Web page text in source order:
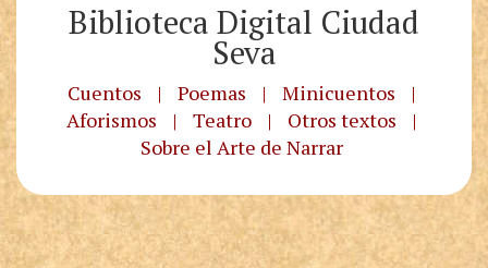
Biblioteca Digital Ciudad
Seva
Cuentos | Poemas | Minicuentos
|
Aforismos
| Teatro | Otros textos
|
Sobre el Arte de Narrar